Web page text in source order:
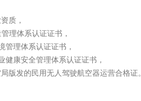
质，
理体系认证证书，
管理体系认证证书，
健康安全管理体系认证证书，
版发的民用无人驾驶航空器运营合格证。